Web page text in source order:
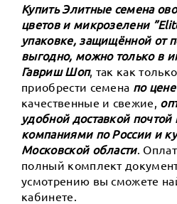
Купить Элитные семена
цветов и микрозелени
упаковке, защищённой от
выгодно, можно только в
Гавриш Шоп, так как
приобрести семена по
качественные и свежие,
удобной доставкой
компаниями по России и
Московской области.
полный комплект
усмотрению вы сможете
кабинете.